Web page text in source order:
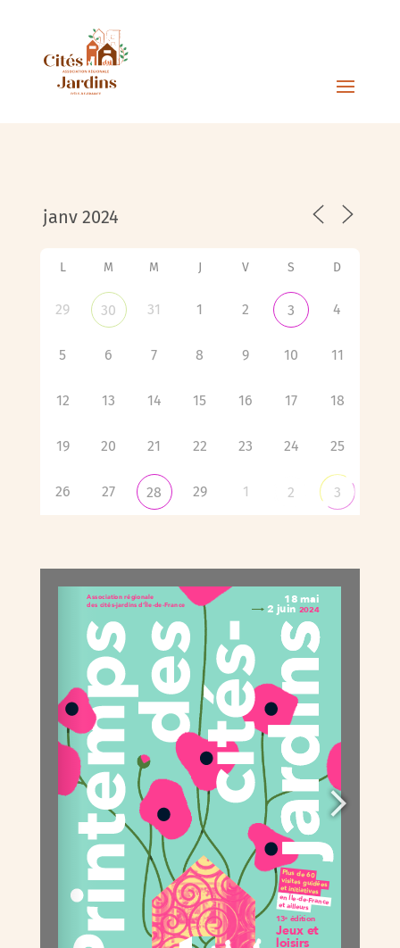
L M M J V S D
29 30 31 1 2 3 4
5 6 7 8 9 10 11
12 13 14 15 16 17 18
19 20 21 22 23 24 25
26 27 28 29 1 2 3